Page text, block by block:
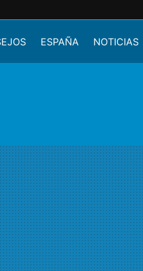
ESPAÑA NOTICIAS